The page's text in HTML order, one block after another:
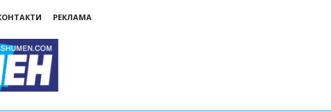
РЕКЛАМА